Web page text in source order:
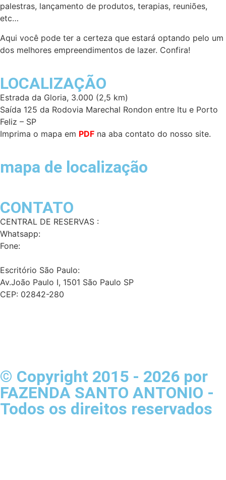
palestras, lançamento de produtos, terapias, reuniões,
etc…
Aqui você pode ter a certeza que estará optando pelo um
dos melhores empreendimentos de lazer. Confira!
LOCALIZAÇÃO
Estrada da Gloria, 3.000 (2,5 km)
Saída 125 da Rodovia Marechal Rondon entre Itu e Porto
Feliz – SP
Imprima o mapa em PDF na aba contato do nosso site.
mapa de localização
CONTATO
CENTRAL DE RESERVAS :
Whatsapp:
Fone:
Escritório São Paulo:
Av.João Paulo I, 1501 São Paulo SP
CEP: 02842-280
© Copyright 2015 - 2026 por
FAZENDA SANTO ANTONIO -
Todos os direitos reservados